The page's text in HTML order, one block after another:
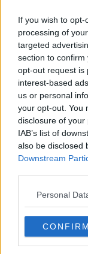
If you wish to
processing of
targeted
section to
opt-out request is
interest-based
us or personal
your opt-out. You
disclosure of
IAB’s list of
also be disclosed
Downstream
Personal
CONFIRM
suoi protagonisti
sottile che unisce
ironizzandoci
Ero arrivato già
d’ospedale. Ero
arrivare sempre
freddo mattino di
giorno era la mia
Questo è l’incipit
un incipit basato
racconto di
racconto di un
giorno della sua
compongono
riceve la visita dei
angoscioso di una
primo piano,
dove si infrange la
toccare i glutei, la